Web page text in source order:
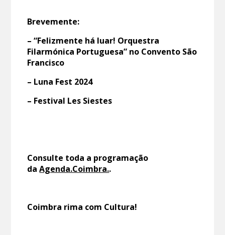
Brevemente:
– “Felizmente há luar! Orquestra
Filarmónica Portuguesa” no Convento São
Francisco
– Luna Fest 2024
– Festival Les Siestes
Consulte toda a programação
daAgenda.Coimbra..
Coimbra rima com Cultura!